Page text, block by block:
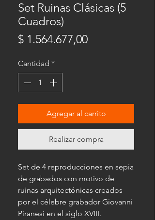
Set Ruinas Clásicas (5
Cuadros)
$ 1.564.677,00Precio
Cantidad *
Agregar al carrito
Realizar compra
Set de 4 reproducciones en sepia
de grabados con motivo de
ruinas arquitectónicas creados
por el célebre grabador Giovanni
Piranesi en el siglo XVIII.